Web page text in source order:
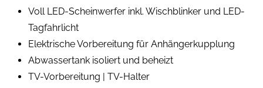
Voll LED-Scheinwerfer inkl. Wischblinker und LED-
Tagfahrlicht
Elektrische Vorbereitung für Anhängerkupplung
Abwassertank isoliert und beheizt
TV-Vorbereitung | TV-Halter